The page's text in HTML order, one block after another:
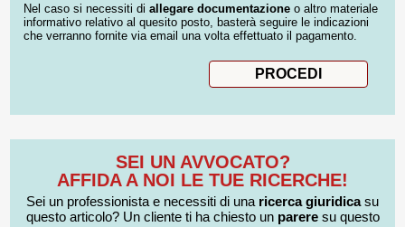
Nel caso si necessiti di allegare documentazione o altro materiale
informativo relativo al quesito posto, basterà seguire le indicazioni
che verranno fornite via email una volta effettuato il pagamento.
SEI UN AVVOCATO?
AFFIDA A NOI LE TUE RICERCHE!
Sei un professionista e necessiti di una ricerca giuridicasu
questo articolo? Un cliente ti ha chiesto un pareresu questo